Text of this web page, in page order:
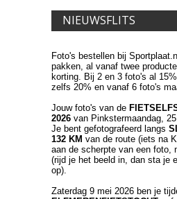
NIEUWSFLITS
Foto's bestellen bij
pakken, al vanaf twee
korting. Bij 2 en 3 foto's al
zelfs 20% en vanaf 6 foto's
Jouw foto's van de
2026 van Pinkstermaandag,
Je bent gefotografeerd langs
132 KM van de route (iets na
aan de scherpte van een foto,
(rijd je het beeld in, dan sta je
op).
Zaterdag 9 mei 2026 ben je